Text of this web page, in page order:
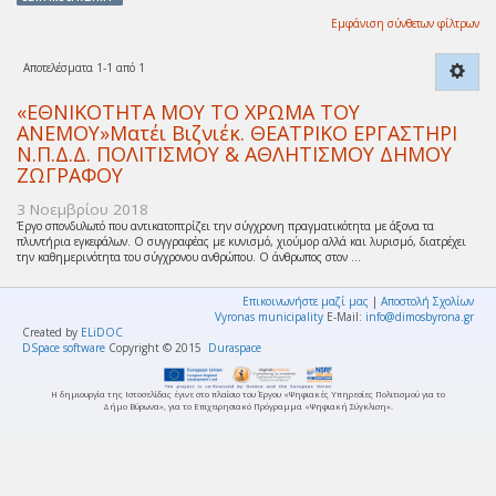
Εμφάνιση σύνθετων φίλτρων
Αποτελέσματα 1-1 από 1
«ΕΘΝΙΚΟΤΗΤΑ ΜΟΥ ΤΟ ΧΡΩΜΑ ΤΟΥ
ΑΝΕΜΟΥ»Ματέι Βιζνιέκ. ΘΕΑΤΡΙΚΟ ΕΡΓΑΣΤΗΡΙ
Ν.Π.Δ.Δ. ΠΟΛΙΤΙΣΜΟΥ & ΑΘΛΗΤΙΣΜΟΥ ΔΗΜΟΥ
ΖΩΓΡΑΦΟΥ
3 Νοεμβρίου 2018
Έργο σπονδυλωτό που αντικατοπτρίζει την σύγχρονη πραγματικότητα με άξονα τα
πλυντήρια εγκεφάλων. Ο συγγραφέας με κυνισμό, χιούμορ αλλά και λυρισμό, διατρέχει
την καθημερινότητα του σύγχρονου ανθρώπου. Ο άνθρωπος στον ...
Επικοινωνήστε μαζί μας | Αποστολή Σχολίων
Vyronas municipality E-Mail: info@dimosbyrona.gr
Created by ELiDOC
DSpace software Copyright © 2015 Duraspace
Η δημιουργία της Ιστοσελίδας έγινε στο πλαίσιο του Έργου «Ψηφιακές Υπηρεσίες Πολιτισμού για το
Δήμο Βύρωνα», για το Επιχειρησιακό Πρόγραμμα «Ψηφιακή Σύγκλιση».